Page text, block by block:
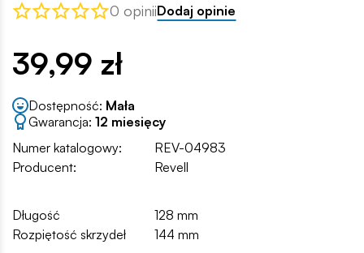
0 opiniiDodaj opinie
39,99 zł
Dostępność: Mała
Gwarancja: 12 miesięcy
Numer katalogowy:
REV-04983
Producent:
Revell
Długość
128 mm
Rozpiętość skrzydeł
144 mm